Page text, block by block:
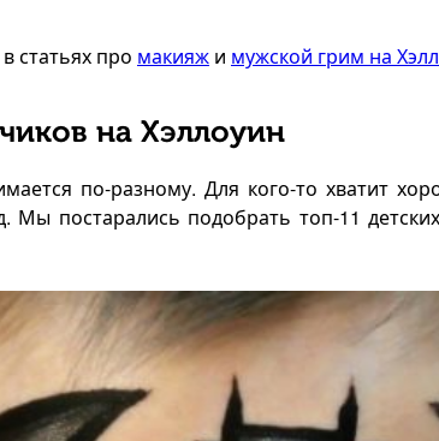
статьях про макияж и мужской грим на
на Хэллоуин
по-разному. Для кого-то хватит
Мы постарались подобрать топ-11